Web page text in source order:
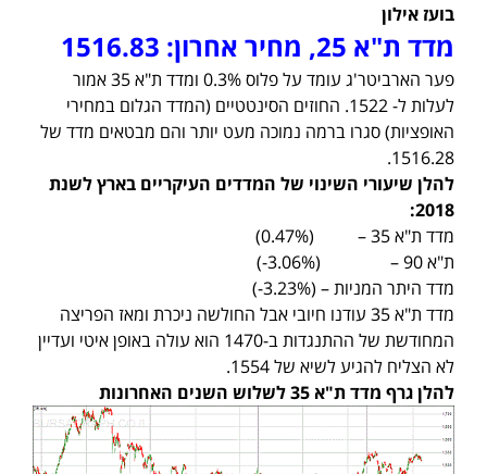
בועז אילון
מדד ת"א 25, מחיר אחרון: 1516.83
פער הארביטר'ג עומד על פלוס 0.3% ומדד ת"א 35 אמור
לעלות ל- 1522. החוזים הסינטטיים (המדד הגלום במחירי
האופציות) סגרו ברמה נמוכה מעט יותר והם מבטאים מדד של
1516.28.
להלן שיעורי השינוי של המדדים העיקריים בארץ לשנת
2018:
מדד ת"א 35 – (0.47%)
ת"א 90 – (3.06%-)
מדד היתר המניות – (3.23%-)
מדד ת"א 35 עודנו חיובי אבל החולשה ניכרת ומאז הפריצה
המחודשת של ההתנגדות ב-1470 הוא עולה באופן איטי ועדיין
לא הצליח להגיע לשיא של 1554.
להלן גרף מדד ת"א 35 לשלוש השנים האחרונות